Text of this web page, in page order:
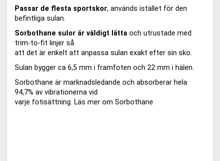
Passar de flesta sportskor, används istället för den
befintliga sulan.
Sorbothane sulor är väldigt lätta och utrustade med
trim-to-fit linjer så
att det är enkelt att anpassa sulan exakt efter sin sko.
Sulan bygger ca 6,5 mm i framfoten och 22 mm i hälen.
Sorbothane är marknadsledande och absorberar hela
94,7% av vibrationerna vid
varje fotisättning. Läs mer om Sorbothane